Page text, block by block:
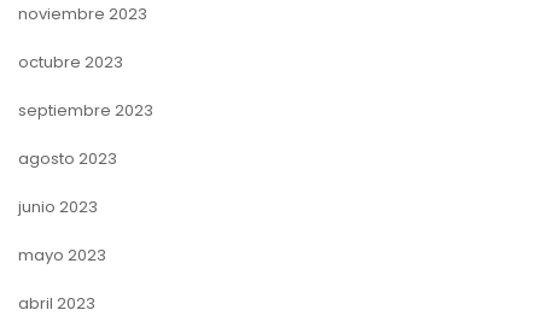
noviembre 2023
octubre 2023
septiembre 2023
agosto 2023
junio 2023
mayo 2023
abril 2023